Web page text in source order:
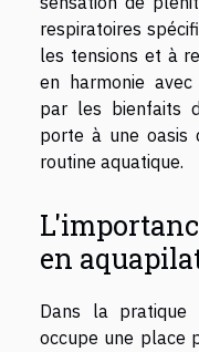
respiratoires
les tensions et à
en harmonie avec
par les bienfaits
porte à une oasis
routine aquatique.
en
Dans la pratique
occupe une place